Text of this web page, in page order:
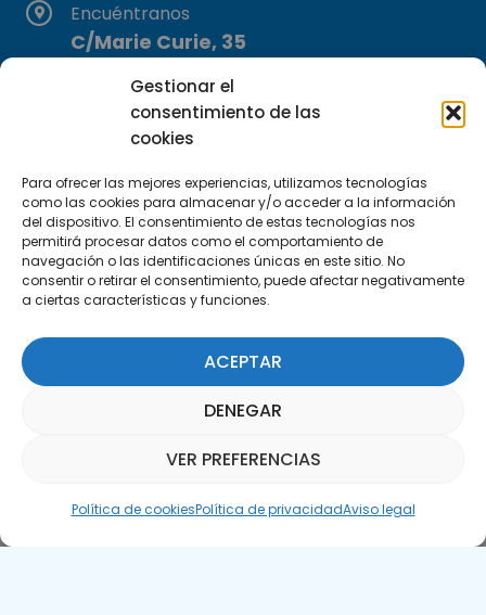
Gestionar el
consentimiento de las
cookies
Para ofrecer las mejores experiencias, utilizamos tecnologías
como las cookies para almacenar y/o acceder a la información
del dispositivo. El consentimiento de estas tecnologías nos
permitirá procesar datos como el comportamiento de
navegación o las identificaciones únicas en este sitio. No
consentir o retirar el consentimiento, puede afectar negativamente
a ciertas características y funciones.
ACEPTAR
DENEGAR
VER PREFERENCIAS
Política de cookiesPolítica de privacidadAviso legal
Encuéntranos
C/Marie Curie, 35
29590 Campanillas, Málaga
Suscríbete a nuestra Newsletter
SUSCRÍBETE AQUÍ